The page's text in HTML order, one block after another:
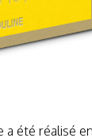
été réalisé